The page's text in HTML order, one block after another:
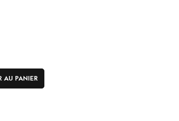
AU PANIER